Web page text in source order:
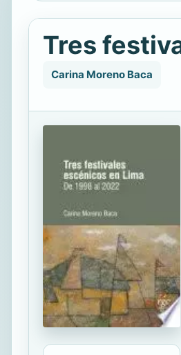
Tres
Carina Moreno Baca